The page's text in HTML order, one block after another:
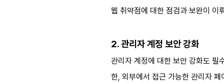
웹 취약점에 대한 점검과 보완이 이
2. 관리자 계정 보안 강화
관리자 계정에 대한 보안 강화도 필
한, 외부에서 접근 가능한 관리자